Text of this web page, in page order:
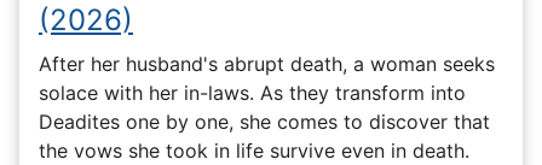
(2026)
After her husband's abrupt death, a woman seeks
solace with her in-laws. As they transform into
Deadites one by one, she comes to discover that
the vows she took in life survive even in death.